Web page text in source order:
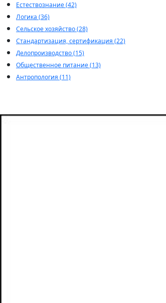
Естествознание (42)
Логика (36)
Сельское хозяйство (28)
Стандартизация, сертификация (22)
Делопроизводство (15)
Общественное питание (13)
Антропология (11)